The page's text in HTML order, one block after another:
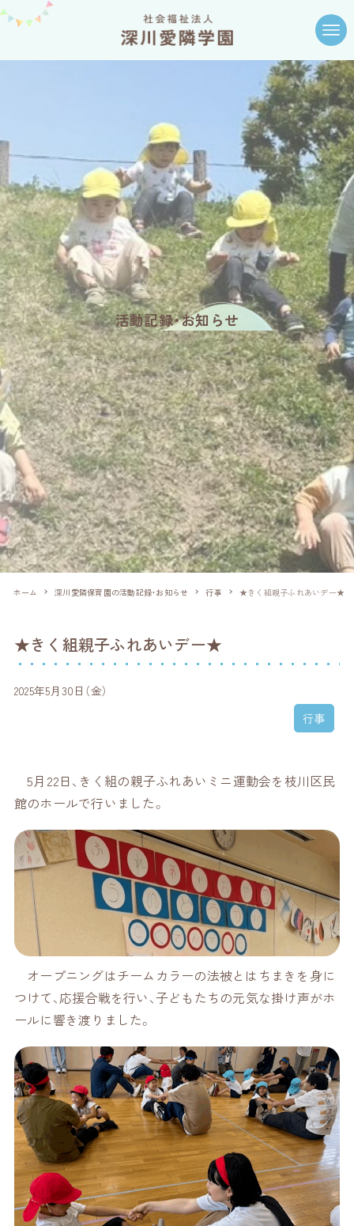
活動記録・お知らせ
ホーム 深川愛隣保育園の活動記録・お知らせ 行事 ★きく組親子ふれあいデー★
★きく組親子ふれあいデー★
2025年5月30日（金）
行事
5月22日、きく組の親子ふれあいミニ運動会を枝川区民
館のホールで行いました。
オープニングはチームカラーの法被とはちまきを身に
つけて、応援合戦を行い、子どもたちの元気な掛け声がホ
ールに響き渡りました。